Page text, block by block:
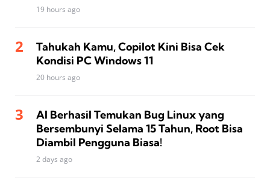
19 hours ago
Tahukah Kamu, Copilot Kini Bisa Cek
Kondisi PC Windows 11
20 hours ago
AI Berhasil Temukan Bug Linux yang
Bersembunyi Selama 15 Tahun, Root Bisa
Diambil Pengguna Biasa!
2 days ago